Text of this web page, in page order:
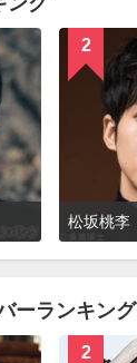
2
松坂桃李
ーランキング
2